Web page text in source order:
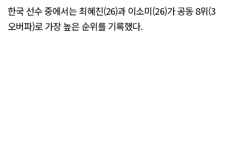
한국 선수 중에서는 최혜진(26)과 이소미(26)가 공동 8위(3
오버파)로 가장 높은 순위를 기록했다.